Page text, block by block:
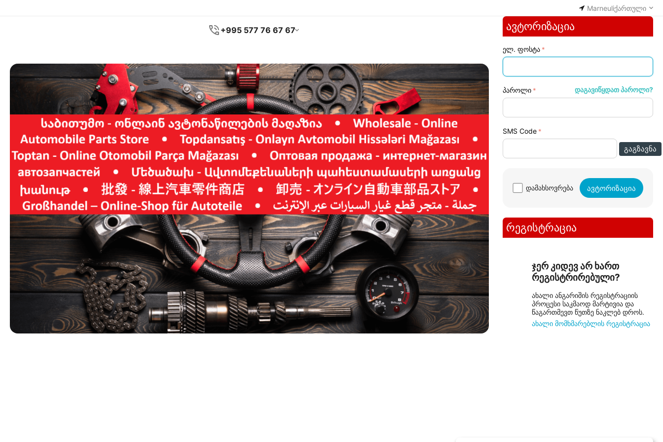
Marneuliქართული
+995 577 76 67 67 ავტორიზაცია
ელ. ფოსტა
პაროლი დაგავიწყდათ პაროლი?
SMS Code
ᲒᲐᲒᲖᲐᲕᲜᲐ
დამახსოვრება ავტორიზაცია
რეგისტრაცია
ჯერ კიდევ არ ხართ
რეგისტრირებული?
ახალი ანგარიშის რეგისტრაციის
პროცესი საკმაოდ მარტივია და
წაგართმევთ წუთზე ნაკლებ დროს.
ახალი მომხმარებლის რეგისტრაცია